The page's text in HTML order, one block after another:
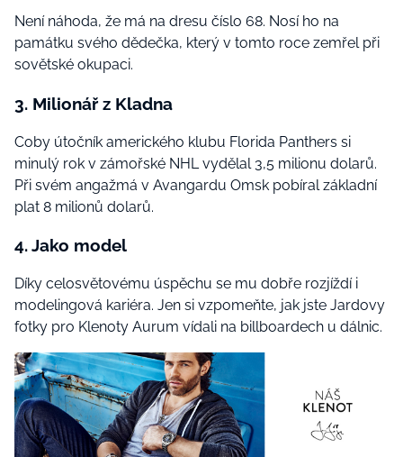
Není náhoda, že má na dresu číslo 68. Nosí ho na
památku svého dědečka, který v tomto roce zemřel při
sovětské okupaci.
3. Milionář z Kladna
Coby útočník amerického klubu Florida Panthers si
minulý rok v zámořské NHL vydělal 3,5 milionu dolarů.
Při svém angažmá v Avangardu Omsk pobíral základní
plat 8 milionů dolarů.
4. Jako model
Díky celosvětovému úspěchu se mu dobře rozjíždí i
modelingová kariéra. Jen si vzpomeňte, jak jste Jardovy
fotky pro Klenoty Aurum vídali na billboardech u dálnic.